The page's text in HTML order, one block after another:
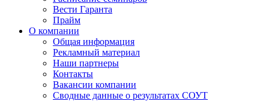
Вести Гаранта
Прайм
О компании
Общая информация
Рекламный материал
Наши партнеры
Контакты
Вакансии компании
Сводные данные о результатах СОУТ